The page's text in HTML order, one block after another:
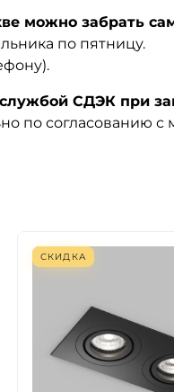
можно забрать
по пятницу.
СДЭК при
по согласованию
СКИДКА